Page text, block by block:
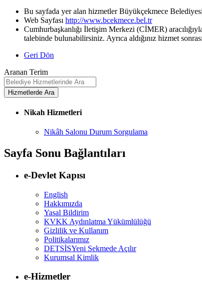
Bu sayfada yer alan hizmetler Büyükçekmece Belediyesi
Web Sayfası http://www.bcekmece.bel.tr
Cumhurbaşkanlığı İletişim Merkezi (CİMER)
talebinde bulunabilirsiniz. Ayrıca aldığınız hizmet
Geri Dön
Aranan Terim
Nikah Hizmetleri
Nikâh Salonu Durum Sorgulama
Sayfa Sonu Bağlantıları
e-Devlet Kapısı
English
Hakkımızda
Yasal Bildirim
KVKK Aydınlatma Yükümlülüğü
Gizlilik ve Kullanım
Politikalarımız
DETSİSYeni Sekmede Açılır
Kurumsal Kimlik
e-Hizmetler